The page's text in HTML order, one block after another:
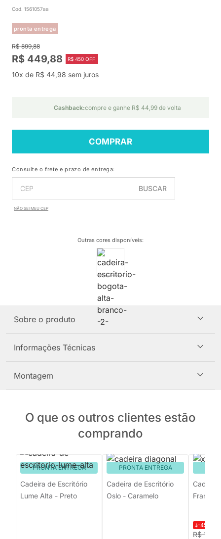
Cod. 1561057aa
pronta entrega
R$ 899,88
R$ 449,88 R$ 450 OFF
10x de R$ 44,98 sem juros
Cashback:compre e ganhe R$ 44,99 de volta
COMPRAR
Consulte o frete e prazo de entrega:
BUSCAR
NÃO SEI MEU CEP
Outras cores disponíveis:
Sobre o produto
Informações Técnicas
Montagem
O que os outros clientes estão
comprando
PRONTA ENTREGA
Cadeira de Escritório
Lume Alta - Preto
PRONTA ENTREGA
Cadeira de Escritório
Oslo - Caramelo
Cadeira
França
R$
-45%